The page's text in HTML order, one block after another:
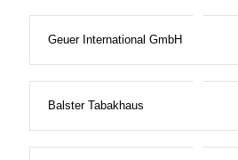
Geuer International GmbH
Balster Tabakhaus